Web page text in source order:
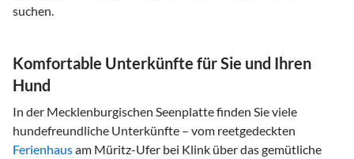
suchen.
Komfortable Unterkünfte für Sie und Ihren
Hund
In der Mecklenburgischen Seenplatte finden Sie viele
hundefreundliche Unterkünfte – vom reetgedeckten
Ferienhausam Müritz-Ufer bei Klink über das gemütliche